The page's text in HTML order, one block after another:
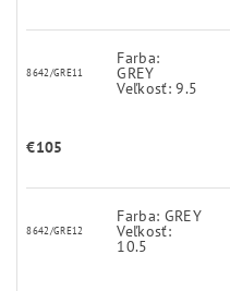
8642/GRE11
Farba:
GREY
Veľkosť: 9.5
€105
8642/GRE12
Farba: GREY
Veľkosť:
10.5